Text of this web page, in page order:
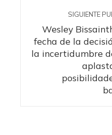
SIGUIENTE
Wesley
fecha de la
la incertidumbre